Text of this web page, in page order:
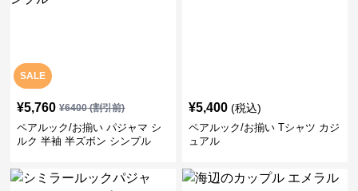
SALE
¥5,760 ¥6400(割引前)
ペアルック/お揃い パジャマ シ
ルク 半袖 半ズボン シンプル
¥5,400 (税込)
ペアルック/お揃い Tシャツ カジ
ュアル